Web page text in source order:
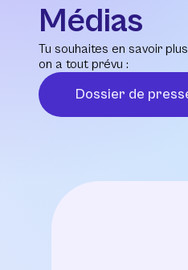
Médias
Tu souhaites en savoir
on a tout prévu :
Dossier de